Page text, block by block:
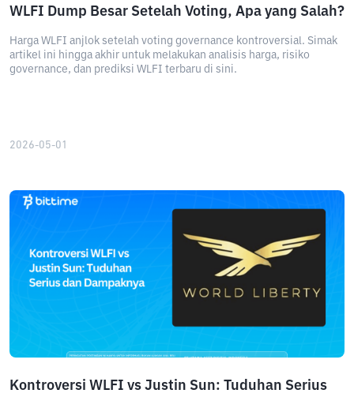
WLFI Dump Besar Setelah Voting, Apa yang Salah?
Harga WLFI anjlok setelah voting governance kontroversial. Simak
artikel ini hingga akhir untuk melakukan analisis harga, risiko
governance, dan prediksi WLFI terbaru di sini.
2026-05-01
Kontroversi WLFI vs Justin Sun: Tuduhan Serius